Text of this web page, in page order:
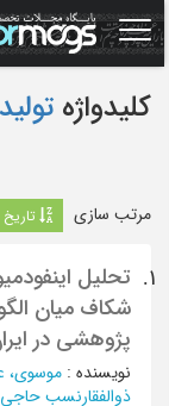
کلیدواژه
مرتب سازی تاریخ
1.
تحلیل
شکاف میان
پژوهشی در
نویسنده: موسوی،
ذوالفقارنسب ‌حاجی